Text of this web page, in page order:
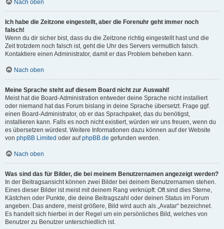
Nach oben
Ich habe die Zeitzone eingestellt, aber die Forenuhr geht immer noch
falsch!
Wenn du dir sicher bist, dass du die Zeitzone richtig eingestellt hast und die
Zeit trotzdem noch falsch ist, geht die Uhr des Servers vermutlich falsch.
Kontaktiere einen Administrator, damit er das Problem beheben kann.
Nach oben
Meine Sprache steht auf diesem Board nicht zur Auswahl!
Meist hat die Board-Administration entweder deine Sprache nicht installiert
oder niemand hat das Forum bislang in deine Sprache übersetzt. Frage ggf.
einen Board-Administrator, ob er das Sprachpaket, das du benötigst,
installieren kann. Falls es noch nicht existiert, würden wir uns freuen, wenn du
es übersetzen würdest. Weitere Informationen dazu können auf der Website
von phpBB Limited oder aufphpBB.de gefunden werden.
Nach oben
Was sind das für Bilder, die bei meinem Benutzernamen angezeigt werden?
In der Beitragsansicht können zwei Bilder bei deinem Benutzernamen stehen.
Eines dieser Bilder ist meist mit deinem Rang verknüpft: Oft sind dies Sterne,
Kästchen oder Punkte, die deine Beitragszahl oder deinen Status im Forum
angeben. Das andere, meist größere, Bild wird auch als „Avatar“ bezeichnet.
Es handelt sich hierbei in der Regel um ein persönliches Bild, welches von
Benutzer zu Benutzer unterschiedlich ist.